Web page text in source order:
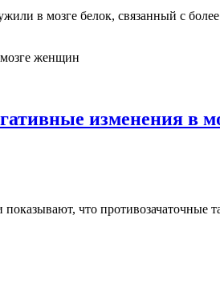
в мозге белок, связанный с
изменения в
что противозачаточные